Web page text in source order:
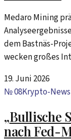
Medaro Mining
dem Bastnäs-
wecken großes
19. Juni 2026
№08Krypto-News
„Bullische
nach Fed-